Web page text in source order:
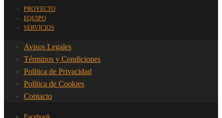
PROYECTO
EQUIPO
SERVICIOS
Avisos Legales
Términos y Condiciones
Política de Privacidad
Política de Cookies
Contacto